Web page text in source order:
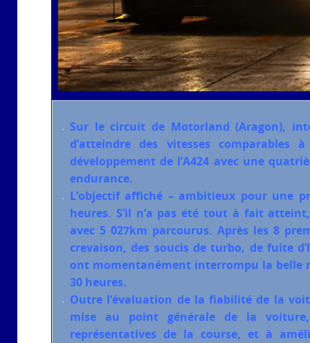
Sur le circuit de Motorland (Aragon),
d’atteindre des vitesses
développement de l’A424 avec une
endurance.
L’objectif affiché – ambitieux pour une
heures. S’il n’a pas été tout à fait
avec 5 027km parcourus. Après les 8
crevaison, des soucis de turbo, de fuite
ont momentanément interrompu la belle
30 heures.
Outre l’évaluation de la fiabilité de la
mise au point générale de la
représentatives de la course, et à